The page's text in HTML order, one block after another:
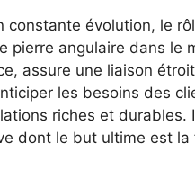
constante évolution, le
pierre angulaire dans
assure une liaison
les besoins des
riches et durables.
dont le but ultime est